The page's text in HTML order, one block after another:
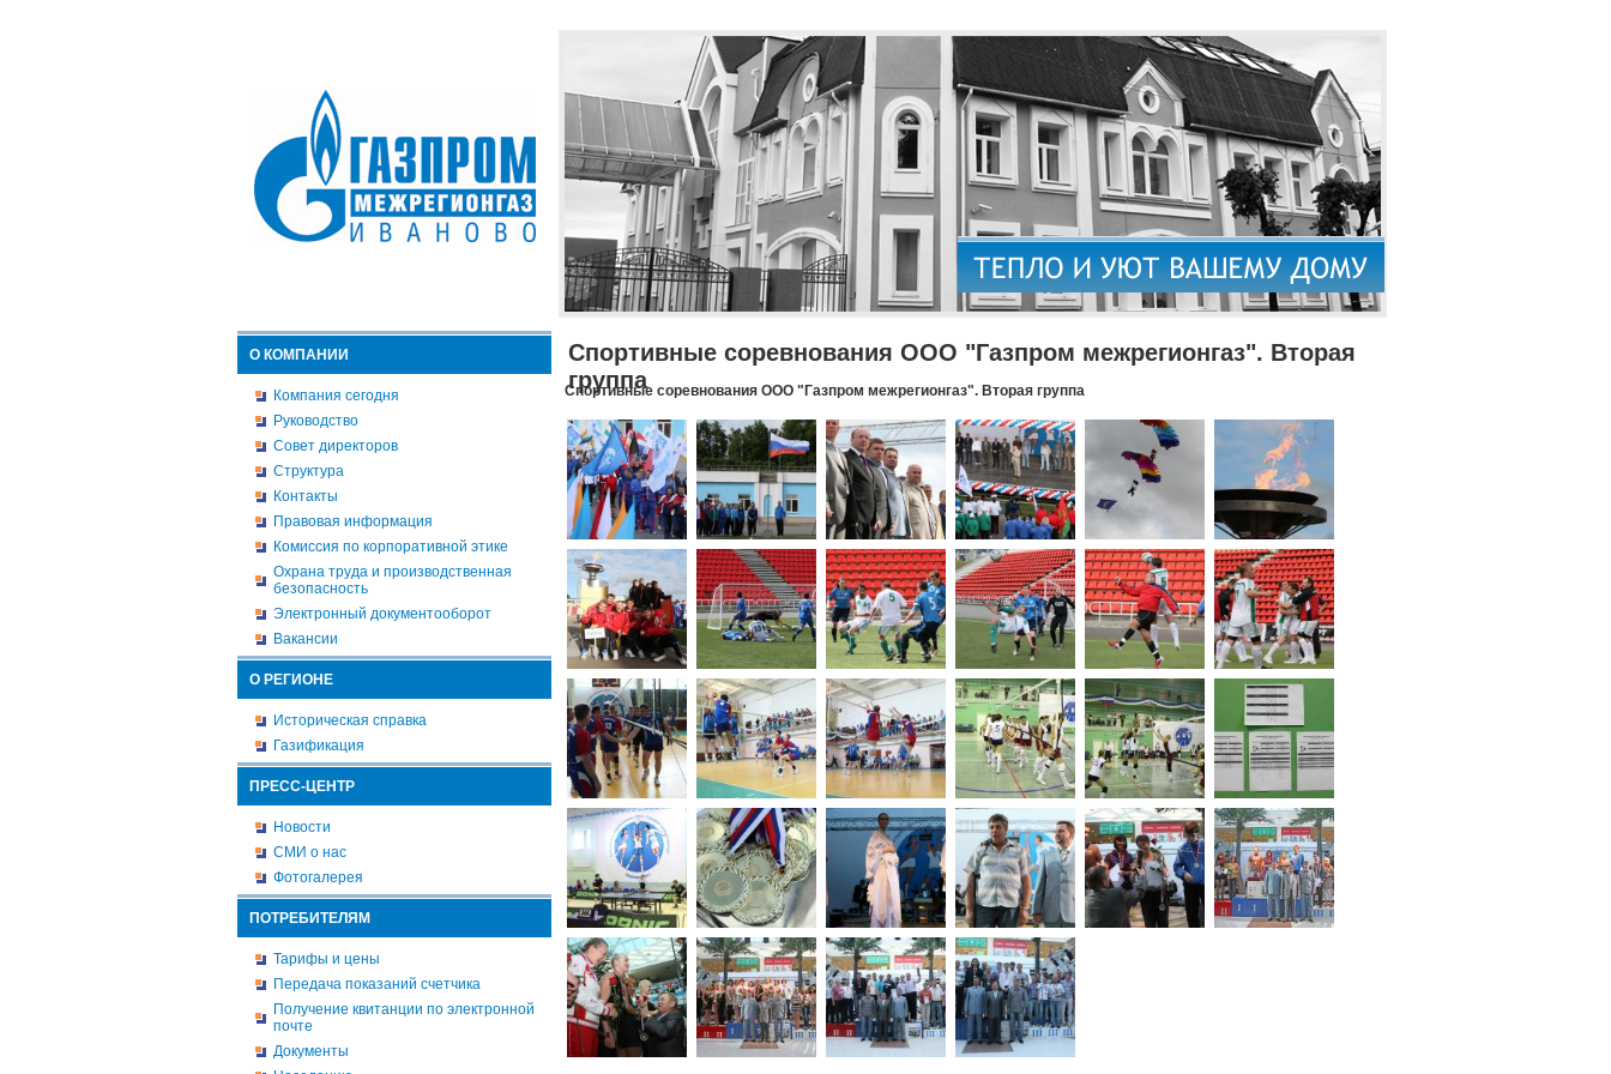
О КОМПАНИИ
Компания сегодня
Руководство
Совет директоров
Структура
Контакты
Правовая информация
Комиссия по корпоративной этике
Охрана труда и производственная
безопасность
Электронный документооборот
Вакансии
О РЕГИОНЕ
Историческая справка
Газификация
ПРЕСС-ЦЕНТР
Новости
СМИ о нас
Фотогалерея
ПОТРЕБИТЕЛЯМ
Тарифы и цены
Передача показаний счетчика
Получение квитанции по электронной
почте
Документы
Спортивные соревнования ООО "Газпром межрегионгаз". Вторая
группа
Спортивные соревнования ООО "Газпром межрегионгаз". Вторая группа